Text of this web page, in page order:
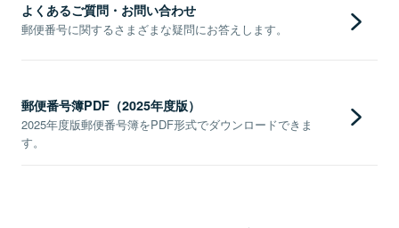
よくあるご質問・お問い合わせ
郵便番号に関するさまざまな疑問にお答えします。
郵便番号簿PDF（2025年度版）
2025年度版郵便番号簿をPDF形式でダウンロードできま
す。